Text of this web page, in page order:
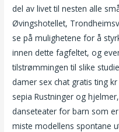
del av livet til nesten alle
Øvingshotellet,
se på mulighetene for å
innen dette fagfeltet, og
tilstrømmingen til slike
damer sex chat gratis ting
sepia Rustninger og
danseteater for barn som
miste modellens spontane